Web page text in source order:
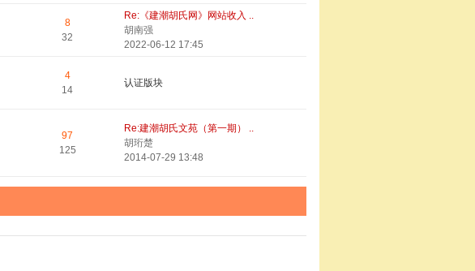
8
32
Re:《建潮胡氏网》网站收入 ..
胡南强
2022-06-12 17:45
4
14
认证版块
97
125
Re:建潮胡氏文苑（第一期） ..
胡珩楚
2014-07-29 13:48